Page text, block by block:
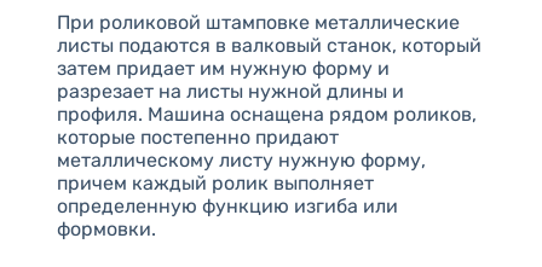
При роликовой штамповке металлические
листы подаются в валковый станок, который
затем придает им нужную форму и
разрезает на листы нужной длины и
профиля. Машина оснащена рядом роликов,
которые постепенно придают
металлическому листу нужную форму,
причем каждый ролик выполняет
определенную функцию изгиба или
формовки.